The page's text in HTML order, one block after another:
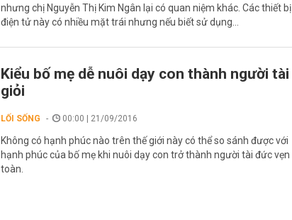
nhưng chị Nguyễn Thị Kim Ngân lại có quan niệm khác. Các thiết bị
điện tử này có nhiều mặt trái nhưng nếu biết sử dụng...
Kiểu bố mẹ dễ nuôi dạy con thành người tài
giỏi
LỐI SỐNG 00:00 | 21/09/2016
Không có hạnh phúc nào trên thế giới này có thể so sánh được với
hạnh phúc của bố mẹ khi nuôi dạy con trở thành người tài đức vẹn
toàn.